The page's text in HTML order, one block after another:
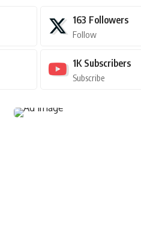
163 Followers
Follow
1K Subscribers
Subscribe